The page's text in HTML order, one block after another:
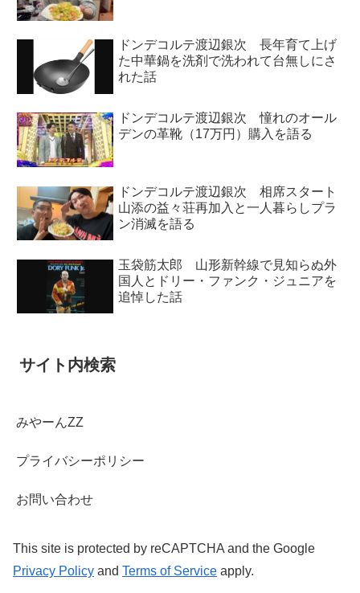
ドンデコルテ渡辺銀次 長年育て上げ
た中華鍋を洗剤で洗われて台無しにさ
れた話
ドンデコルテ渡辺銀次 憧れのオール
デンの革靴（17万円）購入を語る
ドンデコルテ渡辺銀次 相席スタート
山添の益々荘再加入と一人暮らしプラ
ン消滅を語る
玉袋筋太郎 山形新幹線で見知らぬ外
国人とドリー・ファンク・ジュニアを
追悼した話
サイト内検索
みやーんZZ
プライバシーポリシー
お問い合わせ
This site is protected by reCAPTCHA and the Google
Privacy Policy and Terms of Service apply.